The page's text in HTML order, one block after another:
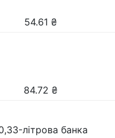
54.61 ₴
84.72 ₴
літрова банка